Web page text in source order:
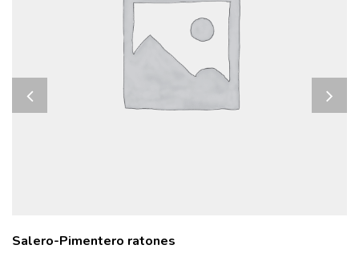
Salero-Pimentero ratones